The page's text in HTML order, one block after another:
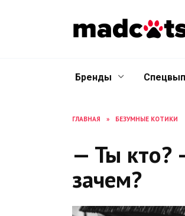
Бренды
ГЛАВНАЯ » БЕЗУМНЫЕ КОТИКИ
— Ты кто?
зачем?